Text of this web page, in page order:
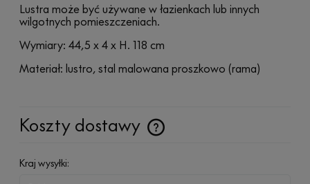
Lustra może być używane w łazienkach lub innych
wilgotnych pomieszczeniach.
Wymiary: 44,5 x 4 x H. 118 cm
Materiał: lustro, stal malowana proszkowo (rama)
Koszty dostawy
Cena nie zawiera ewentualnych kosztów płatności
Kraj wysyłki: